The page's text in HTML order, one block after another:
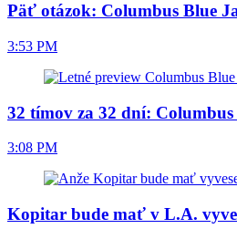
Päť otázok: Columbus Blue
3:53 PM
32 tímov za 32 dní: Columbus
3:08 PM
Kopitar bude mať v L.A.